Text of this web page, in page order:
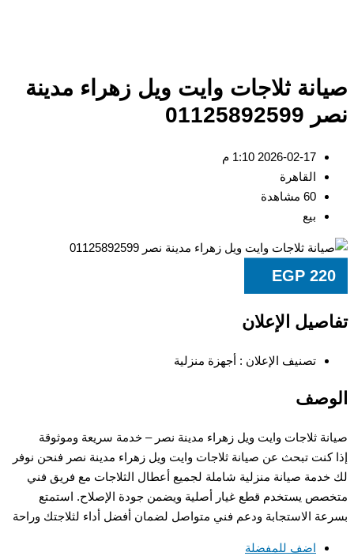
ثلاجات وايت ويل زهراء مدينة
2026-02-17 1:10 م
القاهرة
بيع
EGP
الإعلان
تصنيف الإعلان :أجهزة منزلية
ثلاجات وايت ويل زهراء مدينة نصر – خدمة سريعة وموثوقة
تبحث عن صيانة ثلاجات وايت ويل زهراء مدينة نصر فنحن نوفر
صيانة منزلية شاملة لجميع أعطال الثلاجات مع فريق فني
يستخدم قطع غيار أصلية ويضمن جودة الإصلاح. استمتع
الاستجابة ودعم فني متواصل لضمان أفضل أداء لثلاجتك وراحة
اضف للمفضلة